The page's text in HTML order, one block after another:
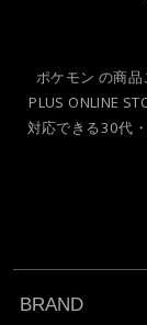
ポケモン の商
PLUS ONLINE
対応できる30代
BRAND